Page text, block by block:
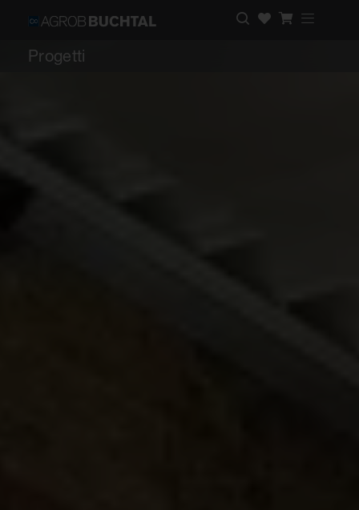
Progetti